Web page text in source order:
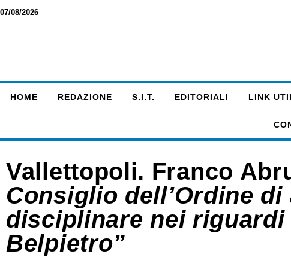
07/08/2026
HOME REDAZIONE S.I.T. EDITORIALI LINK
Vallettopoli. Franco
Consiglio dell’Ordine
disciplinare nei riguardi
Belpietro”